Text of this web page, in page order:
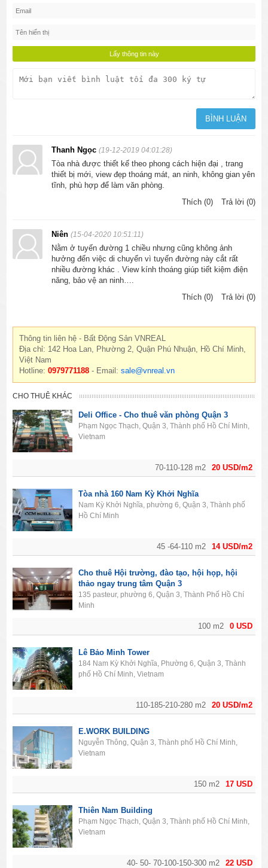
Thanh Ngọc(19-12-2019 04:01:28)
Tòa nhà được thiết kế theo phong cách hiện đại , trang
thiết bị mới, view đẹp thoáng mát, an ninh, không gian yên
tĩnh, phù hợp để làm văn phòng.
Thích (0)
Trả lời (0)
Niên(15-04-2020 10:51:11)
Nằm ở tuyến đường 1 chiều nhưng cũng không ảnh
hưởng đến việc di chuyển vì tuyến đường này cắt rất
nhiều đường khác . View kính thoáng giúp tiết kiệm điện
năng, bảo vệ an ninh….
Thích (0)
Trả lời (0)
Thông tin liên hệ - Bất Động Sản VNREAL
Địa chỉ: 142 Hoa Lan, Phường 2, Quận Phú Nhuận, Hồ Chí Minh,
Việt Nam
Hotline:0979771188 - Email:sale@vnreal.vn
CHO THUÊ KHÁC
20 USD/m2
70-110-128 m2
Deli Office - Cho thuê văn phòng Quận 3
Phạm Ngọc Thạch, Quận 3, Thành phố Hồ Chí Minh,
Vietnam
14 USD/m2
45 -64-110 m2
Tòa nhà 160 Nam Kỳ Khởi Nghĩa
Nam Kỳ Khởi Nghĩa, phường 6, Quận 3, Thành phố
Hồ Chí Minh
0 USD
100 m2
Cho thuê Hội trường, đào tạo, hội họp, hội
thảo ngay trung tâm Quận 3
135 pasteur, phường 6, Quận 3, Thành Phố Hồ Chí
Minh
20 USD/m2
110-185-210-280 m2
Lê Bảo Minh Tower
184 Nam Kỳ Khởi Nghĩa, Phường 6, Quận 3, Thành
phố Hồ Chí Minh, Vietnam
17 USD
150 m2
E.WORK BUILDING
Nguyễn Thông, Quận 3, Thành phố Hồ Chí Minh,
Vietnam
22 USD
40- 50- 70-100-150-300 m2
Thiên Nam Building
Phạm Ngọc Thạch, Quận 3, Thành phố Hồ Chí Minh,
Vietnam